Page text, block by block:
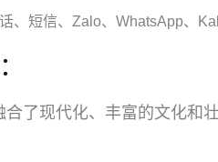
、短信、Zalo、WhatsApp、
了现代化、丰富的文化和